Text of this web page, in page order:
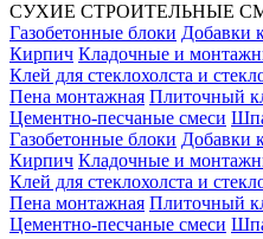
СУХИЕ СТРОИТЕЛЬНЫЕ
Газобетонные блоки Добавки
Кирпич Кладочные и
Клей для стеклохолста и
Пена монтажная Плиточный
Цементно-песчаные смеси
Газобетонные блоки Добавки
Кирпич Кладочные и
Клей для стеклохолста и
Пена монтажная Плиточный
Цементно-песчаные смеси